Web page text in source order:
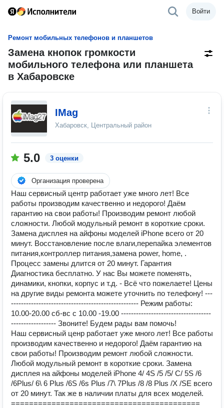
Войти
Ремонт мобильных телефонов и планшетов
Замена кнопок громкости
мобильного телефона или планшета
в Хабаровске
IMag
Хабаровск, Центральный район
5.0 3 оценки
Организация проверена
Наш сервисный центр работает уже много лет! Все
работы производим качественно и недорого! Даём
гарантию на свои работы! Производим ремонт любой
сложности. Любой модульный ремонт в короткие сроки.
Замена дисплея на айфоны моделей iPhone всего от 20
минут. Восстановление после влаги,перепайка элементов
питания,контроллер питания,замена power, home, .
Процесс замены длится от 20 минут. Гарантия
Диагностика бесплатно. У нас Вы можете поменять,
динамики, кнопки, корпус и т.д. - Всё что пожелаете! Цены
на другие виды ремонта можете уточнить по телефону! ---
--------------------------------------------------- Режим работы:
10.00-20.00 сб-вс с 10.00 -19.00 ------------------------------------
------------------ Звоните! Будем рады вам помочь!
Наш сервисный ценр работает уже много лет! Все работы
производим качественно и недорого! Даём гарантию на
свои работы! Производим ремонт любой сложности.
Любой модульный ремонт в короткие сроки. Замена
дисплея на айфоны моделей iPhone 4/ 4S /5 /5/ C/ 5S /6
/6Plus/ 6\ 6 Plus /6S /6s Plus /7\ 7Plus /8 /8 Plus /Х /SE всего
от 20 минут. Так же в наличии платы для всех моделей.
==========================================